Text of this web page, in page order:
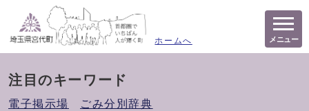
ホームへ メニュー
注目のキーワード
電子掲示場
ごみ分別辞典